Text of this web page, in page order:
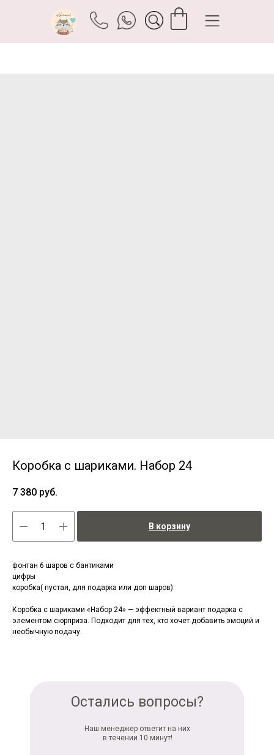
Коробка с шариками. Набор 24
7 380 руб.
В корзину
фонтан 6 шаров с бантиками
цифры
коробка( пустая, для подарка или доп шаров)
Коробка с шариками «Набор 24» — эффектный вариант подарка с
элементом сюрприза. Подходит для тех, кто хочет добавить эмоций и
необычную подачу.
Остались вопросы?
Наш менеджер ответит на них
в течении 10 минут!